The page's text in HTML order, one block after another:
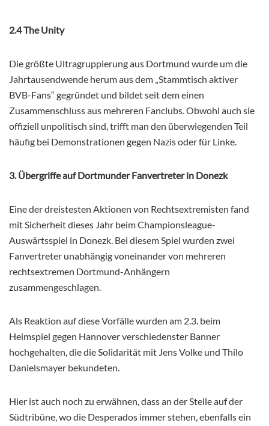
2.4 The Unity
Die größte Ultragruppierung aus Dortmund wurde um die
Jahrtausendwende herum aus dem „Stammtisch aktiver
BVB-Fans“ gegründet und bildet seit dem einen
Zusammenschluss aus mehreren Fanclubs. Obwohl auch sie
offiziell unpolitisch sind, trifft man den überwiegenden Teil
häufig bei Demonstrationen gegen Nazis oder für Linke.
3. Übergriffe auf Dortmunder Fanvertreter in Donezk
Eine der dreistesten Aktionen von Rechtsextremisten fand
mit Sicherheit dieses Jahr beim Championsleague-
Auswärtsspiel in Donezk. Bei diesem Spiel wurden zwei
Fanvertreter unabhängig voneinander von mehreren
rechtsextremen Dortmund-Anhängern
zusammengeschlagen.
Als Reaktion auf diese Vorfälle wurden am 2.3. beim
Heimspiel gegen Hannover verschiedenster Banner
hochgehalten, die die Solidarität mit Jens Volke und Thilo
Danielsmayer bekundeten.
Hier ist auch noch zu erwähnen, dass an der Stelle auf der
Südtribüne, wo die Desperados immer stehen, ebenfalls ein